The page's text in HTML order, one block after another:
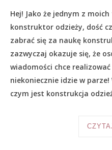
Hej! Jako że jednym z
konstruktor odzieży, dość
zabrać się za naukę
zazwyczaj okazuje się, że
wiadomości chce
niekoniecznie idzie w
czym jest konstrukcja